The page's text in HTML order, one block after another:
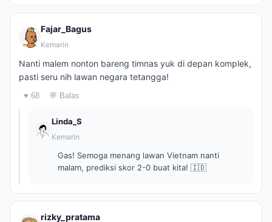
Fajar_Bagus
Kemarin
Nanti malem nonton bareng timnas yuk di depan komplek,
pasti seru nih lawan negara tetangga!
♥ 68 💬 Balas
Linda_S
Kemarin
Gas! Semoga menang lawan Vietnam nanti
malam, prediksi skor 2-0 buat kita! 🇮🇩
rizky_pratama